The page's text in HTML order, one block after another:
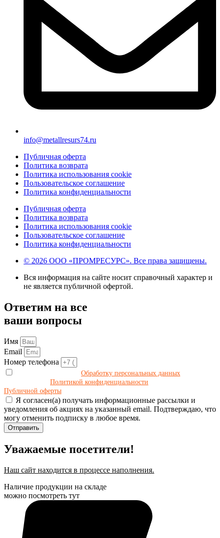
info@metallresurs74.ru
Публичная оферта
Политика возврата
Политика использования cookie
Пользовательское соглашение
Политика конфиденциальности
Публичная оферта
Политика возврата
Политика использования cookie
Пользовательское соглашение
Политика конфиденциальности
© 2026 ООО «ПРОМРЕСУРС». Все права защищены.
Вся информация на сайте носит справочный характер и
не является публичной офертой.
Ответим на все
ваши вопросы
Имя
Email
Номер телефона
Обработку персональных данных
Политикой конфиденциальности
Публичной оферты
Я согласен(а) получать информационные рассылки и
уведомления об акциях на указанный email. Подтверждаю, что
могу отменить подписку в любое время.
Отправить
Уважаемые посетители!
Наш сайт находится в процессе наполнения.
Наличие продукции на складе
можно посмотреть тут